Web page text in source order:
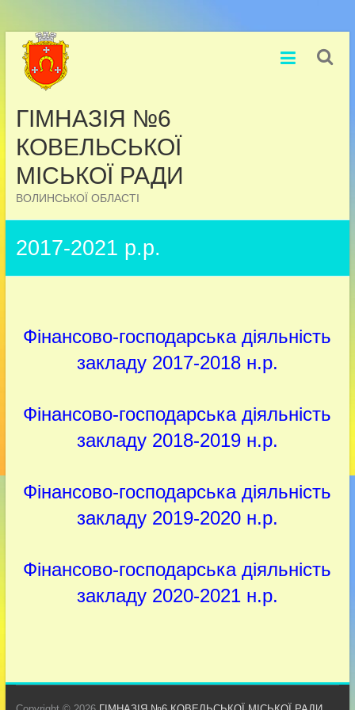
Перейти
вмісту
ГІМНАЗІЯ №6
КОВЕЛЬСЬКОЇ
МІСЬКОЇ РАДИ
ВОЛИНСЬКОЇ ОБЛАСТІ
2017-2021 р.р.
Фінансово-господарська діяльність
закладу 2017-2018 н.р.
Фінансово-господарська діяльність
закладу 2018-2019 н.р.
Фінансово-господарська діяльність
закладу 2019-2020 н.р.
Фінансово-господарська діяльність
закладу 2020-2021 н.р.